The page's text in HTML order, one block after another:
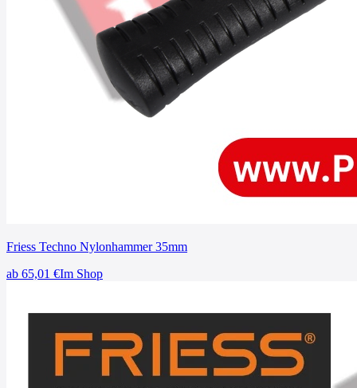
Friess Techno Nylonhammer 35mm
ab 65,01 €Im Shop